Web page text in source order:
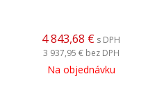
4 843,68 € s DPH
3 937,95 € bez DPH
Na objednávku